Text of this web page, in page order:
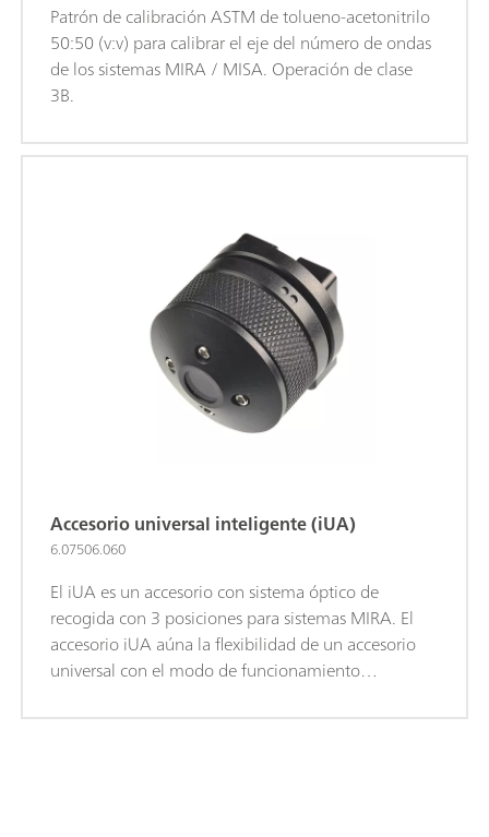
Patrón de calibración ASTM de tolueno-acetonitrilo
50:50 (v:v) para calibrar el eje del número de ondas
de los sistemas MIRA / MISA. Operación de clase
3B.
Accesorio universal inteligente (iUA)
6.07506.060
El iUA es un accesorio con sistema óptico de
recogida con 3 posiciones para sistemas MIRA. El
accesorio iUA aúna la flexibilidad de un accesorio
universal con el modo de funcionamiento
Cada posición indica su respectivo propósito ideal,